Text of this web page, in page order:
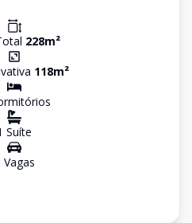
228m²
118m²
s
Suíte
Vagas